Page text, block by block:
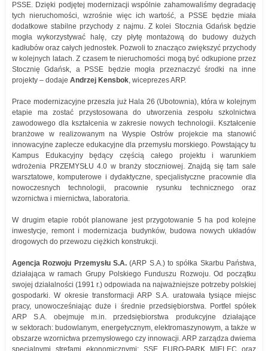
PSSE. Dzięki podjętej modernizacji wspólnie zahamowaliśmy degradację
tych nieruchomości, wzrośnie więc ich wartość, a PSSE będzie miała
dodatkowe stabilne przychody z najmu. Z kolei Stocznia Gdańsk będzie
mogła wykorzystywać halę, czy płytę montażową do budowy dużych
kadłubów oraz całych jednostek. Pozwoli to znacząco zwiększyć przychody
w kolejnych latach. Z czasem te nieruchomości mogą być odkupione przez
Stocznię Gdańsk, a PSSE będzie mogła przeznaczyć środki na inne
projekty – dodaje Andrzej Kensbok, wiceprezes ARP.
Prace modernizacyjne przeszła już Hala 26 (Ubotownia), która w kolejnym
etapie ma zostać przystosowana do utworzenia zespołu szkolnictwa
zawodowego dla kształcenia w zakresie nowych technologii. Kształcenie
branżowe w realizowanym na Wyspie Ostrów projekcie ma stanowić
innowacyjne zaplecze edukacyjne dla przemysłu morskiego. Powstający tu
Kampus Edukacyjny będący częścią całego projektu i warunkiem
wdrożenia PRZEMYSŁU 4.0 w branży stoczniowej. Znajdą się tam sale
warsztatowe, komputerowe i dydaktyczne, specjalistyczne pracownie dla
nowoczesnych technologii, pracownie rysunku technicznego oraz
wzornictwa i miernictwa, laboratoria.
W drugim etapie robót planowane jest przygotowanie 5 ha pod kolejne
inwestycje, remont i modernizacja budynków, budowa nowych układów
drogowych do przewozu ciężkich konstrukcji.
Agencja Rozwoju Przemysłu S.A. (ARP S.A.) to spółka Skarbu Państwa,
działająca w ramach Grupy Polskiego Funduszu Rozwoju. Od początku
swojej działalności (1991 r.) odpowiada na najważniejsze potrzeby polskiej
gospodarki. W okresie transformacji ARP S.A. uratowała tysiące miejsc
pracy, unowocześniając duże i średnie przedsiębiorstwa. Portfel spółek
ARP S.A. obejmuje m.in. przedsiębiorstwa produkcyjne działające
w sektorach: budowlanym, energetycznym, elektromaszynowym, a także w
obszarze wzornictwa przemysłowego czy innowacji. ARP zarządza dwiema
specjalnymi strefami ekonomicznymi: SSE EURO-PARK MIELEC oraz